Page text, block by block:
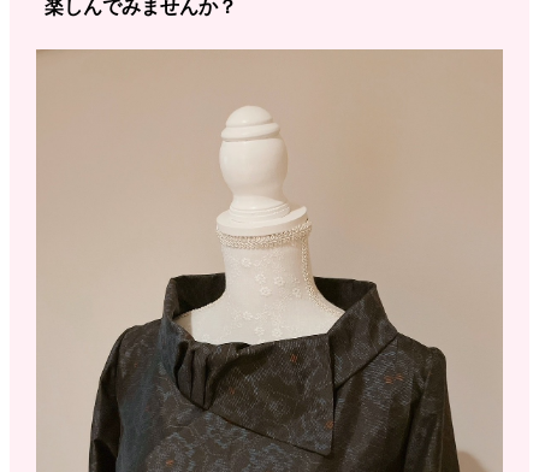
楽しんでみませんか？